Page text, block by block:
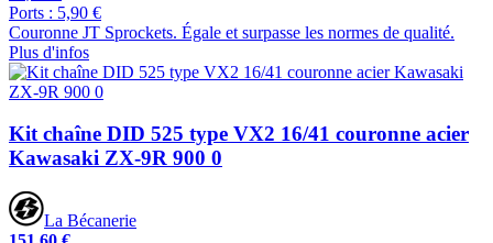
Ports : 5,90 €
Couronne JT Sprockets. Égale et surpasse les normes de qualité.
Plus d'infos
Kit chaîne DID 525 type VX2 16/41 couronne acier
Kawasaki ZX-9R 900 0
La Bécanerie